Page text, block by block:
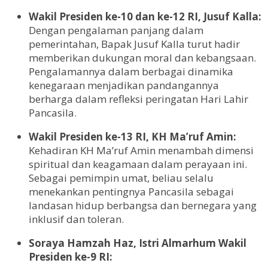
Wakil Presiden ke-10 dan ke-12 RI, Jusuf Kalla:
Dengan pengalaman panjang dalam
pemerintahan, Bapak Jusuf Kalla turut hadir
memberikan dukungan moral dan kebangsaan.
Pengalamannya dalam berbagai dinamika
kenegaraan menjadikan pandangannya
berharga dalam refleksi peringatan Hari Lahir
Pancasila.
Wakil Presiden ke-13 RI, KH Ma’ruf Amin:
Kehadiran KH Ma’ruf Amin menambah dimensi
spiritual dan keagamaan dalam perayaan ini.
Sebagai pemimpin umat, beliau selalu
menekankan pentingnya Pancasila sebagai
landasan hidup berbangsa dan bernegara yang
inklusif dan toleran.
Soraya Hamzah Haz, Istri Almarhum Wakil
Presiden ke-9 RI: